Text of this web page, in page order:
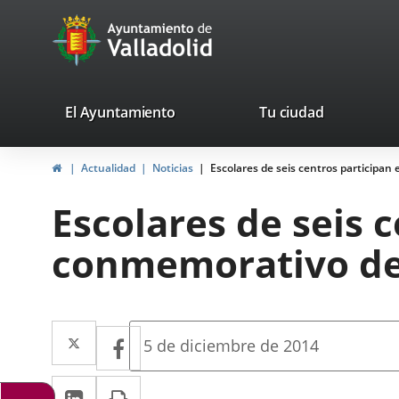
Portal
Web
Ayuntamiento
de
valladolid.es
El Ayuntamiento Tu ciudad
HomeActualidad Noticias Escolares de seis centros
Escolares de seis
conmemorativo
Twitter
Enlace
a
Facebook
Enlace
a
Linkedin
Enlace
Fecha
la
5 de diciembre de 2014